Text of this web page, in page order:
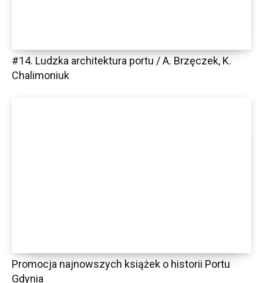
#14. Ludzka architektura portu / A. Brzęczek, K.
Chalimoniuk
Promocja najnowszych książek o historii Portu
Gdynia